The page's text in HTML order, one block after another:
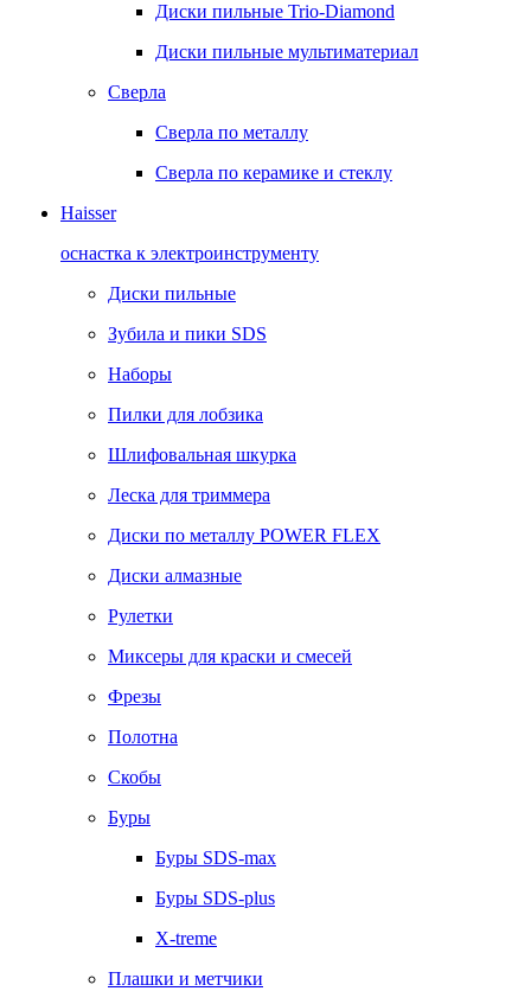
Диски пильные Trio-Diamond
Диски пильные мультиматериал
Сверла
Сверла по металлу
Сверла по керамике и стеклу
Haisser
оснастка к электроинструменту
Диски пильные
Зубила и пики SDS
Наборы
Пилки для лобзика
Шлифовальная шкурка
Леска для триммера
Диски по металлу POWER FLEX
Диски алмазные
Рулетки
Миксеры для краски и смесей
Фрезы
Полотна
Скобы
Буры
Буры SDS-max
Буры SDS-plus
X-treme
Плашки и метчики